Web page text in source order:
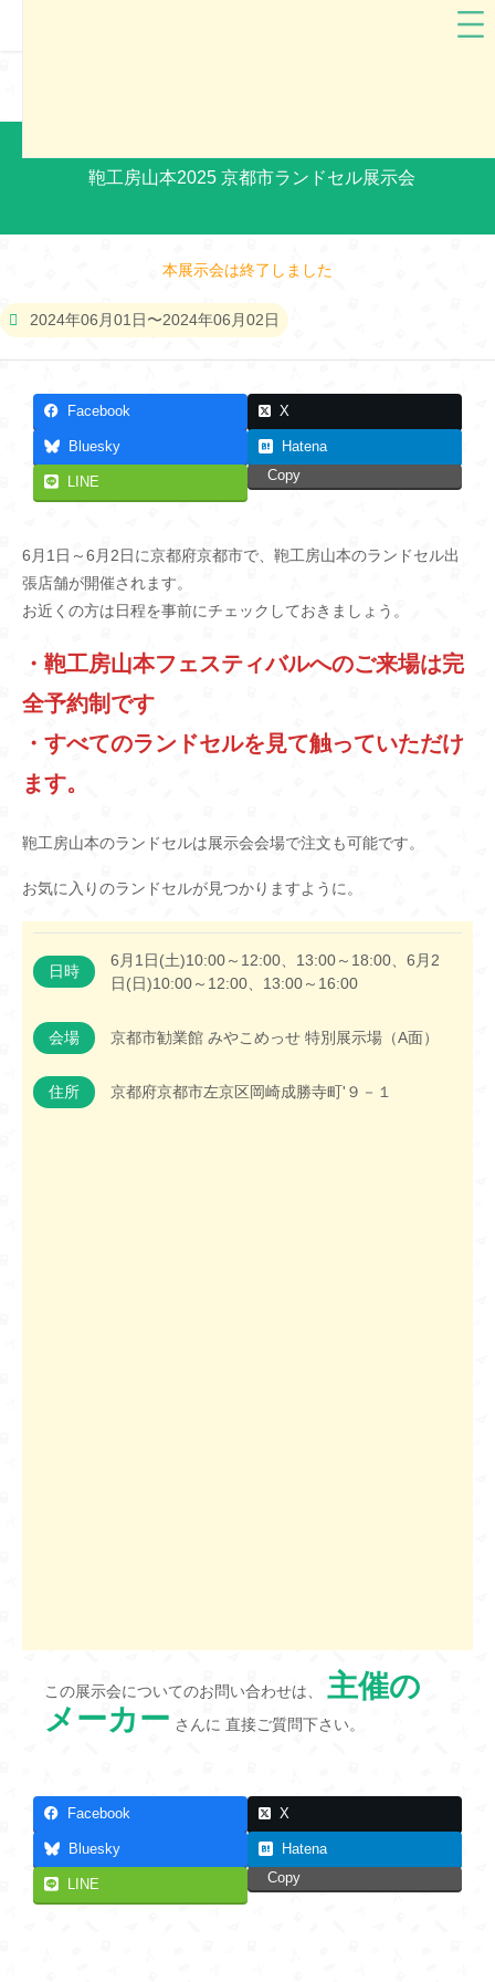
鞄工房山本2025 京都市ランドセル展示会
本展示会は終了しました
2024年06月01日〜2024年06月02日
Facebook X
Bluesky Hatena
LINE Copy
6月1日～6月2日に京都府京都市で、鞄工房山本のランドセル出
張店舗が開催されます。
お近くの方は日程を事前にチェックしておきましょう。
・鞄工房山本フェスティバルへのご来場は完
全予約制です
・すべてのランドセルを見て触っていただけ
ます。
鞄工房山本のランドセルは展示会会場で注文も可能です。
お気に入りのランドセルが見つかりますように。
日時
6月1日(土)10:00～12:00、13:00～18:00、6月2
日(日)10:00～12:00、13:00～16:00
会場 京都市勧業館 みやこめっせ 特別展示場（A面）
住所 京都府京都市左京区岡崎成勝寺町'９－１
この展示会についてのお問い合わせは、 主催の
メーカー さんに 直接ご質問下さい。
Facebook X
Bluesky Hatena
LINE Copy